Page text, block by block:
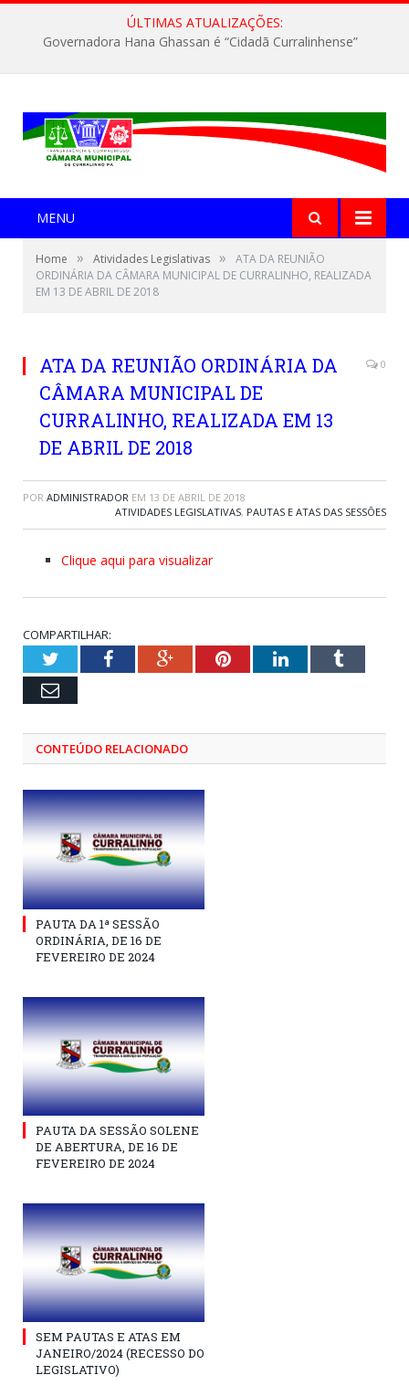
ÚLTIMAS ATUALIZAÇÕES:
Governadora Hana Ghassan é “Cidadã Curralinhense”
MENU
Home » Atividades Legislativas »
ATA DA REUNIÃO
ORDINÁRIA DA CÂMARA MUNICIPAL DE CURRALINHO, REALIZADA
EM 13 DE ABRIL DE 2018
ATA DA REUNIÃO ORDINÁRIA DA
CÂMARA MUNICIPAL DE
CURRALINHO, REALIZADA EM 13
DE ABRIL DE 2018
0
POR ADMINISTRADOR EM 13 DE ABRIL DE 2018
ATIVIDADES LEGISLATIVAS, PAUTAS E ATAS DAS SESSÕES
Clique aqui para visualizar
COMPARTILHAR:
TwitterFacebookGoogle+PinterestLinkedInTumblr
Email
CONTEÚDO RELACIONADO
PAUTA DA 1ª SESSÃO
ORDINÁRIA, DE 16 DE
FEVEREIRO DE 2024
PAUTA DA SESSÃO SOLENE
DE ABERTURA, DE 16 DE
FEVEREIRO DE 2024
SEM PAUTAS E ATAS EM
JANEIRO/2024 (RECESSO DO
LEGISLATIVO)